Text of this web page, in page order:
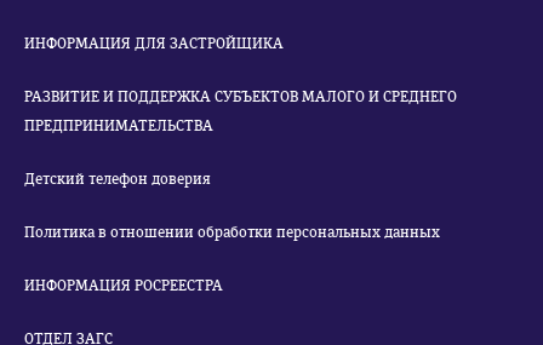
ИНФОРМАЦИЯ ДЛЯ ЗАСТРОЙЩИКА
РАЗВИТИЕ И ПОДДЕРЖКА СУБЪЕКТОВ МАЛОГО И СРЕДНЕГО
ПРЕДПРИНИМАТЕЛЬСТВА
Детский телефон доверия
Политика в отношении обработки персональных данных
ИНФОРМАЦИЯ РОСРЕЕСТРА
ОТДЕЛ ЗАГС